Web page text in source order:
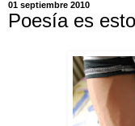
01 septiembre 2010
Poesía es